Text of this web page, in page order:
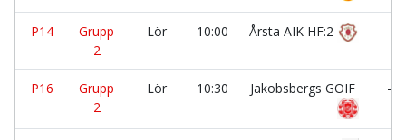
P14
Grupp
2
Lör 10:00 Årsta AIK HF:2 -
P16
Grupp
2
Lör 10:30 Jakobsbergs GOIF -